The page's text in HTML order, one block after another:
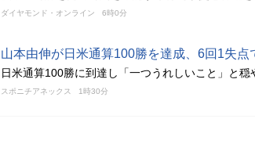
ダイヤモンド・オンライン 6時0分
山本由伸が日米通算100勝を達成、6回1失点
日米通算100勝に到達し「一つうれしいこと」と穏
スポニチアネックス 1時30分